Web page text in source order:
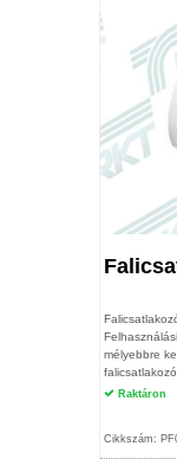
mélyebbre
mélyen van
Raktáron
Cikkszám: